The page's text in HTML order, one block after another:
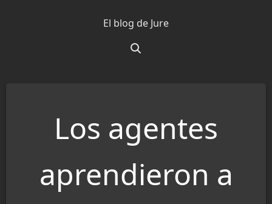
El blog de Jure
Los agentes
aprendieron a